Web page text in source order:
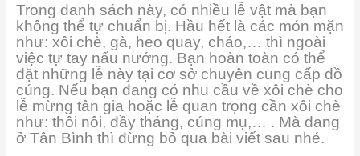
Trong danh sách này, có nhiều lễ vật mà bạn
không thể tự chuẩn bị. Hầu hết là các món mặn
như: xôi chè, gà, heo quay, cháo,… thì ngoài
việc tự tay nấu nướng. Bạn hoàn toàn có thể
đặt những lễ này tại cơ sở chuyên cung cấp đồ
cúng. Nếu bạn đang có nhu cầu về xôi chè cho
lễ mừng tân gia hoặc lễ quan trọng cần xôi chè
như: thôi nôi, đầy tháng, cúng mụ,… . Mà đang
ở Tân Bình thì đừng bỏ qua bài viết sau nhé.